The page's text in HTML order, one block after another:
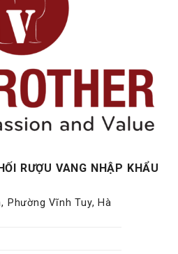
RƯỢU VANG NHẬP KHẨU
Phường Vĩnh Tuy, Hà